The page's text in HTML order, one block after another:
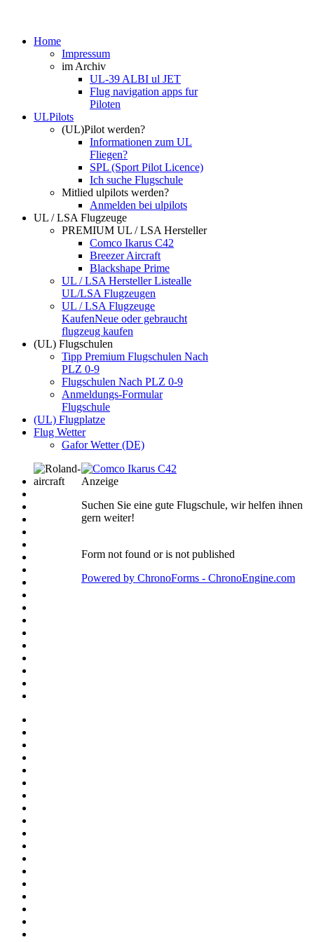
Home
Impressum
im Archiv
UL-39 ALBI ul JET
Flug navigation apps fur
Piloten
ULPilots
(UL)Pilot werden?
Informationen zum UL
Fliegen?
SPL (Sport Pilot Licence)
Ich suche Flugschule
Mitlied ulpilots werden?
Anmelden bei ulpilots
UL / LSA Flugzeuge
PREMIUM UL / LSA Hersteller
Comco Ikarus C42
Breezer Aircraft
Blackshape Prime
UL / LSA Hersteller Listealle
UL/LSA Flugzeugen
UL / LSA Flugzeuge
KaufenNeue oder gebraucht
flugzeug kaufen
(UL) Flugschulen
Tipp Premium Flugschulen Nach
PLZ 0-9
Flugschulen Nach PLZ 0-9
Anmeldungs-Formular
Flugschule
(UL) Flugplatze
Flug Wetter
Gafor Wetter (DE)
Anzeige
Suchen Sie eine gute Flugschule, wir helfen ihnen
gern weiter!
Form not found or is not published
Powered by ChronoForms - ChronoEngine.com